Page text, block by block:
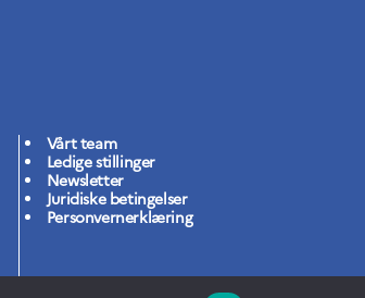
Vårt team
Ledige stillinger
Newsletter
Juridiske betingelser
Personvernerklæring